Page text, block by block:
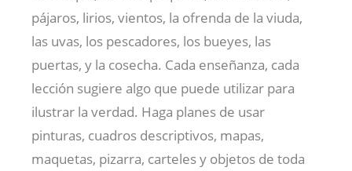
pájaros, lirios, vientos, la ofrenda de la viuda,
las uvas, los pescadores, los bueyes, las
puertas, y la cosecha. Cada enseñanza, cada
lección sugiere algo que puede utilizar para
ilustrar la verdad. Haga planes de usar
pinturas, cuadros descriptivos, mapas,
maquetas, pizarra, carteles y objetos de toda